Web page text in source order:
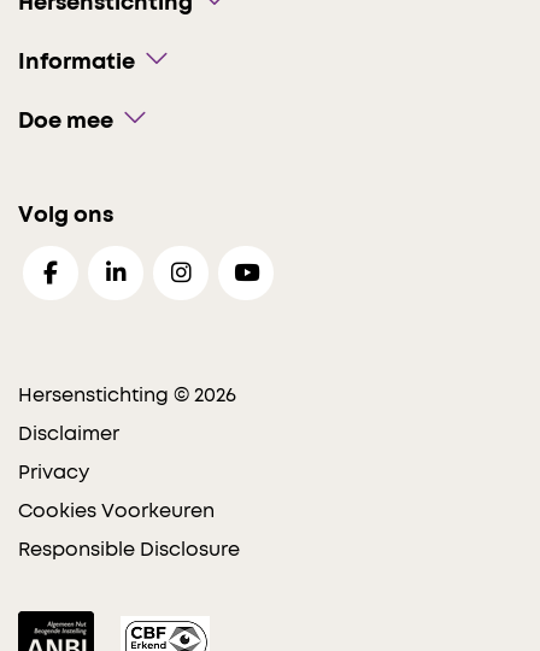
Informatie
Doe mee
Volg ons
Hersenstichting © 2026
Disclaimer
Privacy
Cookies Voorkeuren
Responsible Disclosure